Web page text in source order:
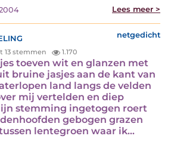
Lees meer >
netgedicht
13 stemmen 1.170
toeven wit en glanzen met
bruine jasjes aan de kant van
land langs de velden
mij vertelden en diep
stemming ingetogen roert
gebogen grazen
lentegroen waar ik…